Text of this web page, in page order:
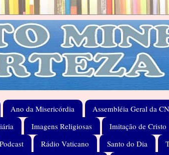
Ano da Misericórdia Assembléia Geral da
Imagens Religiosas Imitação de Cristo
Podcast Rádio Vaticano Santo do Dia